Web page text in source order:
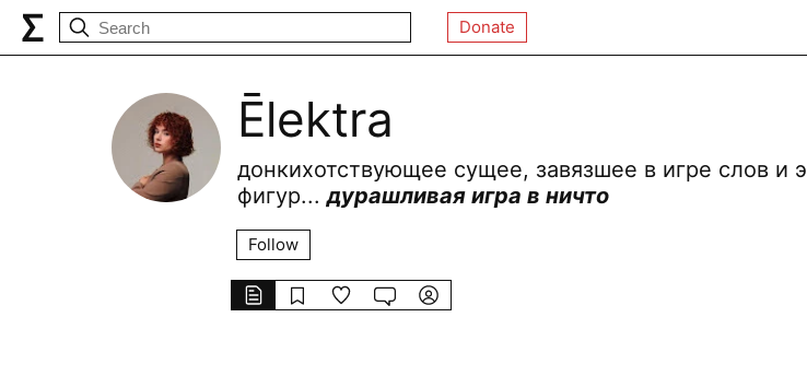
Donate
Ēlektra
донкихотствующее сущее, завязшее в игре слов и
фигур...дурашливая игра в ничто
Follow